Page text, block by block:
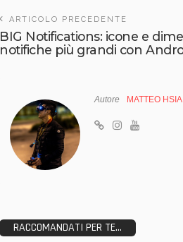
ARTICOLO PRECEDENTE
BIG Notifications: icone e
notifiche più grandi con
Autore MATTEO HSIA
RACCOMANDATI PER TE...